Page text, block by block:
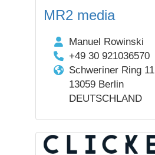
MR2 media
Manuel Rowinski
+49 30 921036570
Schweriner Ring 11
13059 Berlin
DEUTSCHLAND